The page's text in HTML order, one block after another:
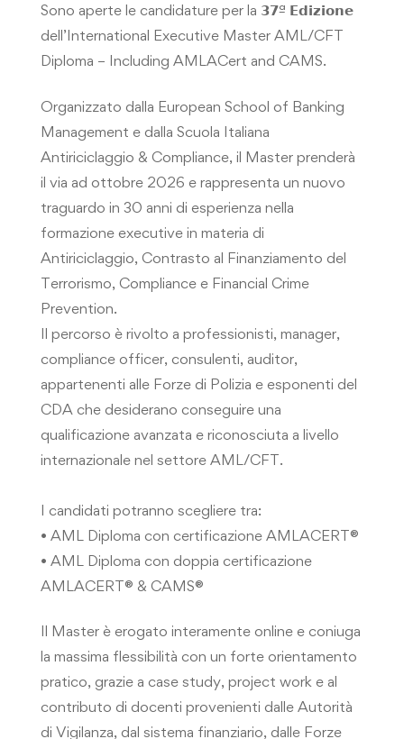
Sono aperte le candidature per la 𝟯𝟳ª 𝗘𝗱𝗶𝘇𝗶𝗼𝗻𝗲
dell’International Executive Master AML/CFT
Diploma – Including AMLACert and CAMS.
Organizzato dalla European School of Banking
Management e dalla Scuola Italiana
Antiriciclaggio & Compliance, il Master prenderà
il via ad ottobre 2026 e rappresenta un nuovo
traguardo in 30 anni di esperienza nella
formazione executive in materia di
Antiriciclaggio, Contrasto al Finanziamento del
Terrorismo, Compliance e Financial Crime
Prevention.
Il percorso è rivolto a professionisti, manager,
compliance officer, consulenti, auditor,
appartenenti alle Forze di Polizia e esponenti del
CDA che desiderano conseguire una
qualificazione avanzata e riconosciuta a livello
internazionale nel settore AML/CFT.
I candidati potranno scegliere tra:
• AML Diploma con certificazione AMLACERT®
• AML Diploma con doppia certificazione
AMLACERT® & CAMS®
Il Master è erogato interamente online e coniuga
la massima flessibilità con un forte orientamento
pratico, grazie a case study, project work e al
contributo di docenti provenienti dalle Autorità
di Vigilanza, dal sistema finanziario, dalle Forze